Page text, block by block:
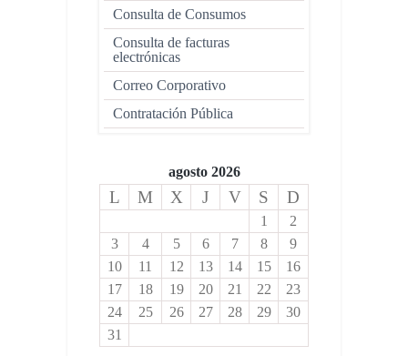
Consulta de Consumos
Consulta de facturas
electrónicas
Correo Corporativo
Contratación Pública
agosto 2026
L M X J V S D
1
2
3
4 5 6 7 8
9
10
11 12 13 14 15
16
17
18 19 20 21 22
23
24
25 26 27 28 29
30
31